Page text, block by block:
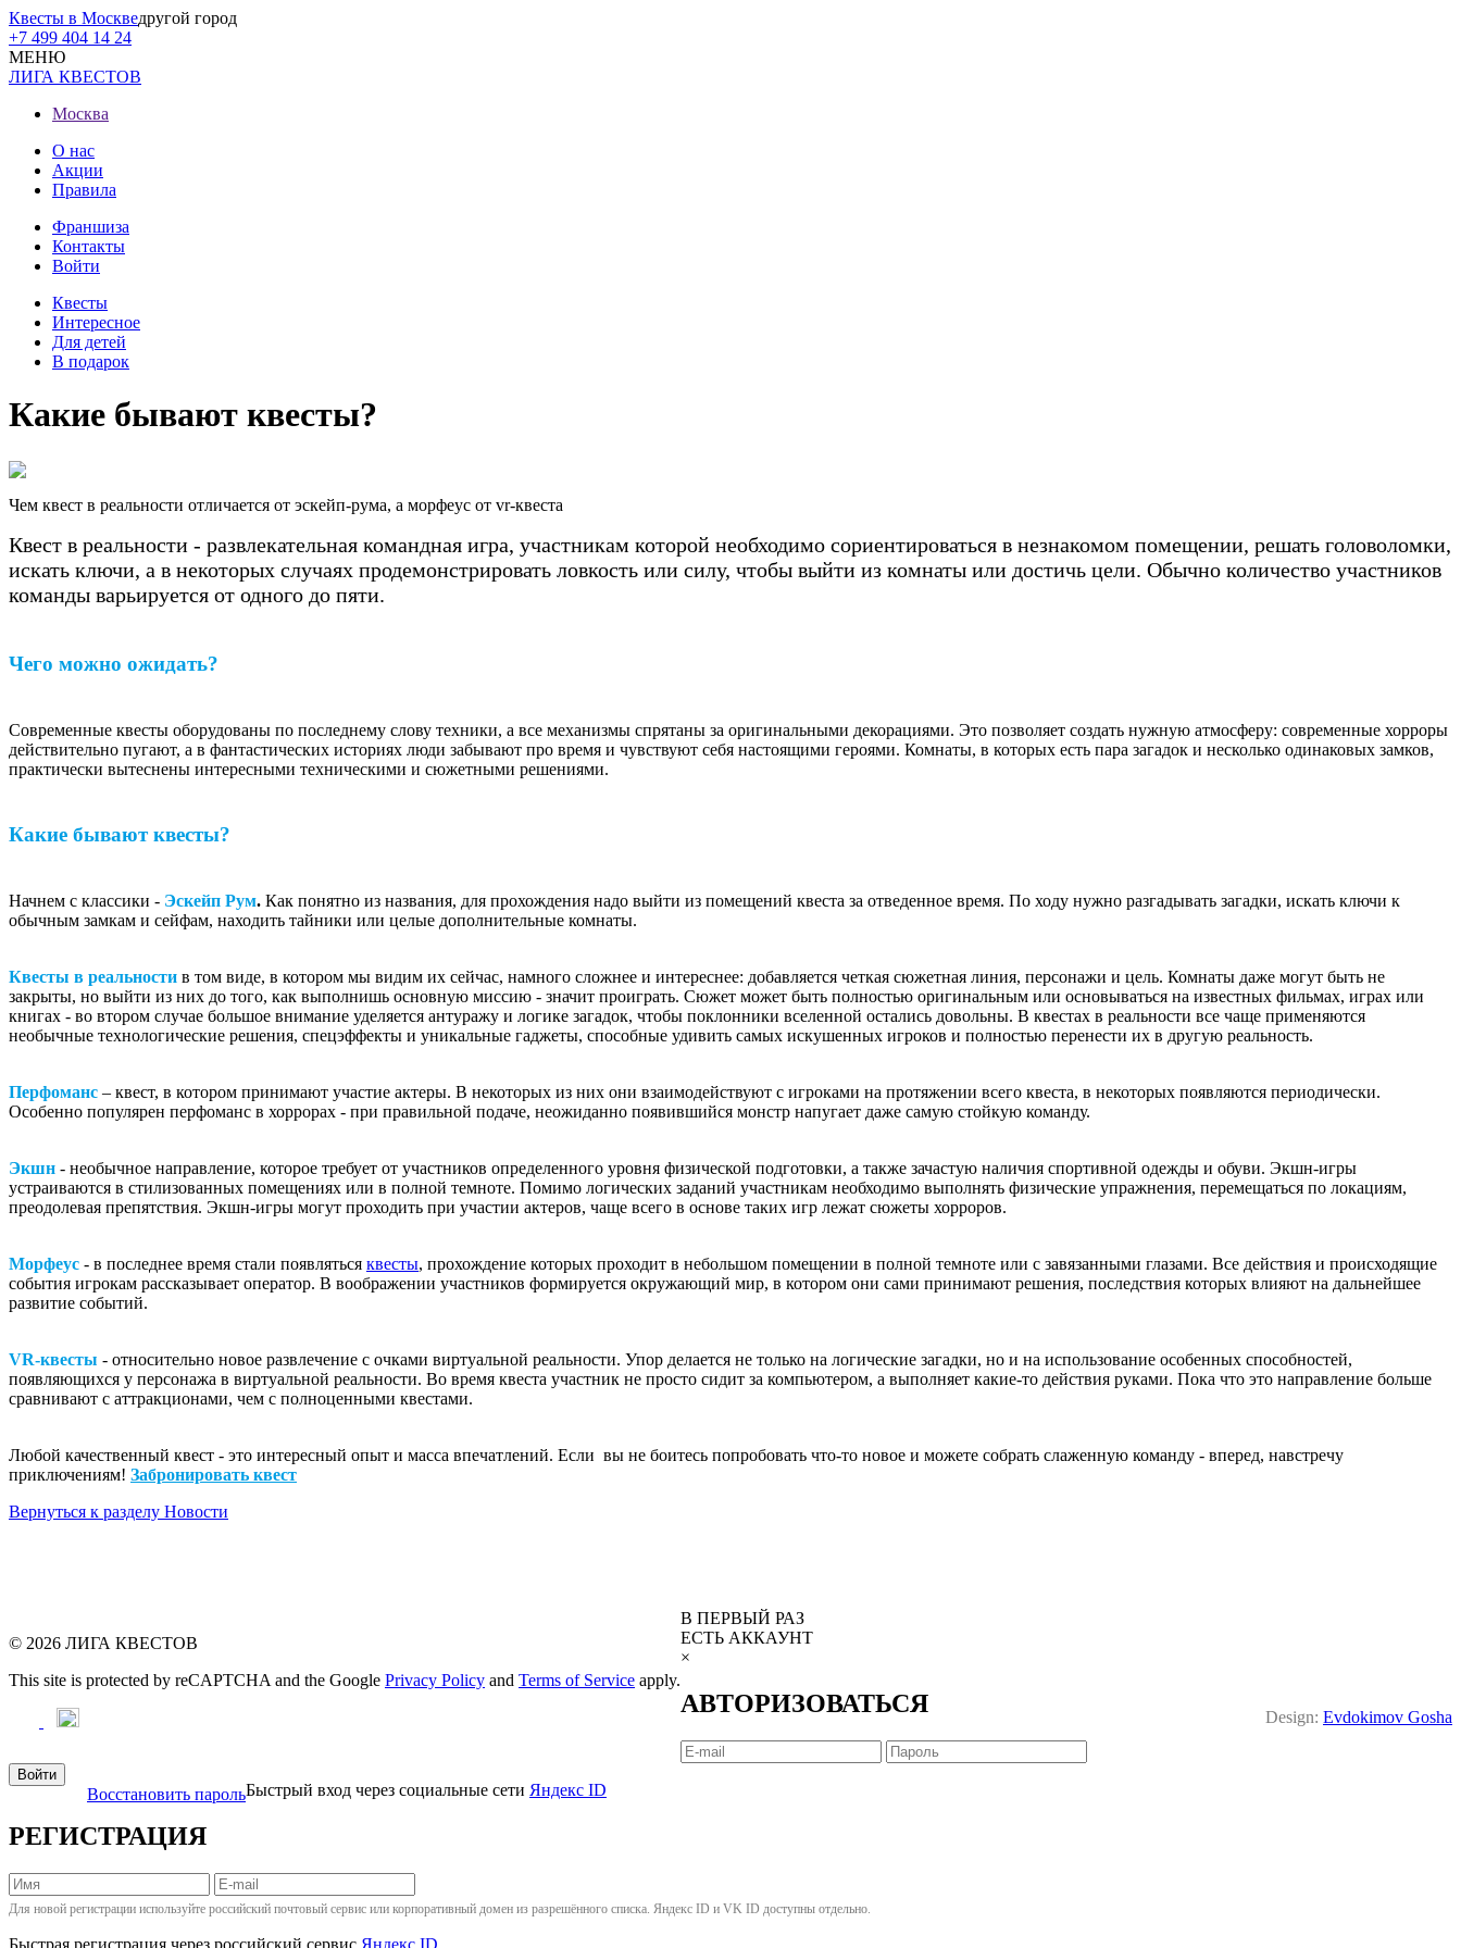
Квесты в Москведругой город
+7 499 404 14 24
МЕНЮ
ЛИГА КВЕСТОВ
Москва
О нас
Акции
Правила
Франшиза
Контакты
Войти
Квесты
Интересное
Для детей
В подарок
Какие бывают квесты?
Чем квест в реальности отличается от эскейп-рума, а морфеус от vr-квеста
Квест в реальности - развлекательная командная игра, участникам которой необходимо сориентироваться в незнакомом помещении, решать головоломки,
искать ключи, а в некоторых случаях продемонстрировать ловкость или силу, чтобы выйти из комнаты или достичь цели. Обычно количество участников
команды варьируется от одного до пяти.
Чего можно ожидать?
Современные квесты оборудованы по последнему слову техники, а все механизмы спрятаны за оригинальными декорациями. Это позволяет создать нужную атмосферу: современные хорроры
действительно пугают, а в фантастических историях люди забывают про время и чувствуют себя настоящими героями. Комнаты, в которых есть пара загадок и несколько одинаковых замков,
практически вытеснены интересными техническими и сюжетными решениями.
Какие бывают квесты?
Начнем с классики - Эскейп Рум. Как понятно из названия, для прохождения надо выйти из помещений квеста за отведенное время. По ходу нужно разгадывать загадки, искать ключи к
обычным замкам и сейфам, находить тайники или целые дополнительные комнаты.
Квесты в реальности в том виде, в котором мы видим их сейчас, намного сложнее и интереснее: добавляется четкая сюжетная линия, персонажи и цель. Комнаты даже могут быть не
закрыты, но выйти из них до того, как выполнишь основную миссию - значит проиграть. Сюжет может быть полностью оригинальным или основываться на известных фильмах, играх или
книгах - во втором случае большое внимание уделяется антуражу и логике загадок, чтобы поклонники вселенной остались довольны. В квестах в реальности все чаще применяются
необычные технологические решения, спецэффекты и уникальные гаджеты, способные удивить самых искушенных игроков и полностью перенести их в другую реальность.
Перфоманс – квест, в котором принимают участие актеры. В некоторых из них они взаимодействуют с игроками на протяжении всего квеста, в некоторых появляются периодически.
Особенно популярен перфоманс в хоррорах - при правильной подаче, неожиданно появившийся монстр напугает даже самую стойкую команду.
Экшн - необычное направление, которое требует от участников определенного уровня физической подготовки, а также зачастую наличия спортивной одежды и обуви. Экшн-игры
устраиваются в стилизованных помещениях или в полной темноте. Помимо логических заданий участникам необходимо выполнять физические упражнения, перемещаться по локациям,
преодолевая препятствия. Экшн-игры могут проходить при участии актеров, чаще всего в основе таких игр лежат сюжеты хорроров.
Морфеус - в последнее время стали появляться квесты, прохождение которых проходит в небольшом помещении в полной темноте или с завязанными глазами. Все действия и происходящие
события игрокам рассказывает оператор. В воображении участников формируется окружающий мир, в котором они сами принимают решения, последствия которых влияют на дальнейшее
развитие событий.
VR-квесты - относительно новое развлечение с очками виртуальной реальности. Упор делается не только на логические загадки, но и на использование особенных способностей,
появляющихся у персонажа в виртуальной реальности. Во время квеста участник не просто сидит за компьютером, а выполняет какие-то действия руками. Пока что это направление больше
сравнивают с аттракционами, чем с полноценными квестами.
Любой качественный квест - это интересный опыт и масса впечатлений. Если вы не боитесь попробовать что-то новое и можете собрать слаженную команду - вперед, навстречу
приключениям! Забронировать квест
Вернуться к разделу Новости
© 2026 ЛИГА КВЕСТОВ
This site is protected by reCAPTCHA and the Google Privacy Policy and Terms of Service apply.
Design: Evdokimov Gosha
В ПЕРВЫЙ РАЗ
ЕСТЬ АККАУНТ
×
АВТОРИЗОВАТЬСЯ
Войти
Восстановить парольБыстрый вход через социальные сети Яндекс ID
РЕГИСТРАЦИЯ
Для новой регистрации используйте российский почтовый сервис или корпоративный домен из разрешённого списка. Яндекс ID и VK ID доступны отдельно.
Быстрая регистрация через российский сервис Яндекс ID